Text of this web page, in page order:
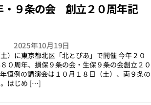
・９条の会 創立２０周年記
2025年10月19日
東京都北区「北とぴあ」で開催 今年２０
０周年、損保９条の会・生保９条の会創立２０
恒例の講演会は１０月１８日（土）、両９条の
。はじめ […]